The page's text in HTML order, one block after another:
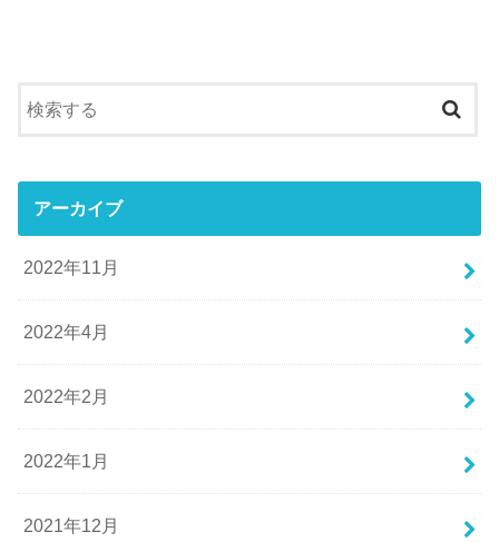
アーカイブ
2022年11月
2022年4月
2022年2月
2022年1月
2021年12月